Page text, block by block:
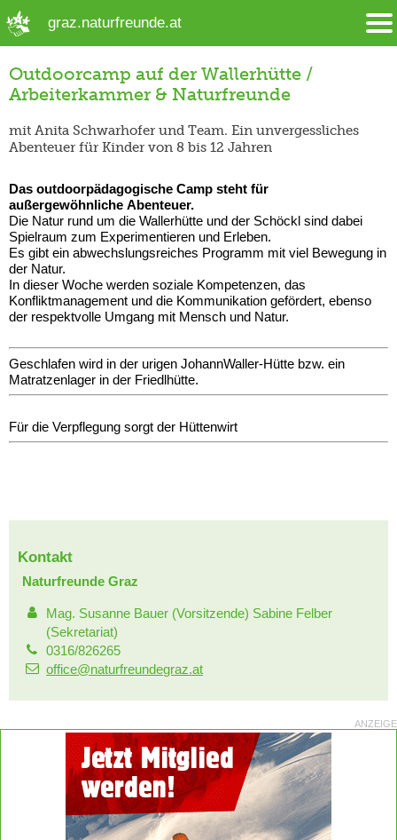
graz.naturfreunde.at
Outdoorcamp auf der Wallerhütte /
Arbeiterkammer & Naturfreunde
mit Anita Schwarhofer und Team. Ein unvergessliches
Abenteuer für Kinder von 8 bis 12 Jahren
Das outdoorpädagogische Camp steht für
außergewöhnliche Abenteuer.
Die Natur rund um die Wallerhütte und der Schöckl sind dabei
Spielraum zum Experimentieren und Erleben.
Es gibt ein abwechslungsreiches Programm mit viel Bewegung in
der Natur.
In dieser Woche werden soziale Kompetenzen, das
Konfliktmanagement und die Kommunikation gefördert, ebenso
der respektvolle Umgang mit Mensch und Natur.
Geschlafen wird in der urigen JohannWaller-Hütte bzw. ein
Matratzenlager in der Friedlhütte.
Für die Verpflegung sorgt der Hüttenwirt
Kontakt
Naturfreunde Graz
Mag. Susanne Bauer (Vorsitzende) Sabine Felber
(Sekretariat)
0316/826265
office@naturfreundegraz.at
ANZEIGE